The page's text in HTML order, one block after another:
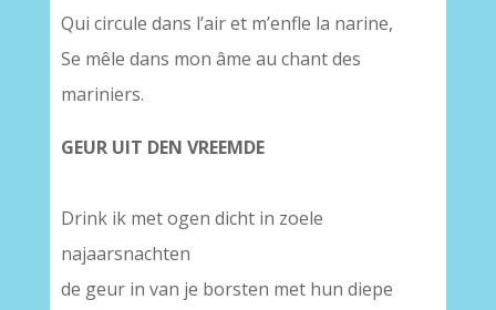
Qui circule dans l’air et m’enfle la narine,
Se mêle dans mon âme au chant des
mariniers.
GEUR UIT DEN VREEMDE
Drink ik met ogen dicht in zoele
najaarsnachten
de geur in van je borsten met hun diepe